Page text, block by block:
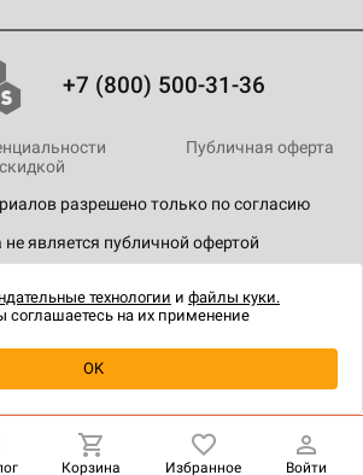
Уведомить о наличии
+7 (800) 500-31-36
разрешено только по согласию
является публичной офертой
Публичная оферта
Корзина Избранное Войти
технологии и файлы куки.
соглашаетесь на их применение
OK